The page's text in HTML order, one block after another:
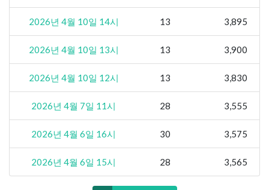
2026년 4월 10일 14시 13 3,895
2026년 4월 10일 13시 13 3,900
2026년 4월 10일 12시 13 3,830
2026년 4월 7일 11시 28 3,555
2026년 4월 6일 16시 30 3,575
2026년 4월 6일 15시 28 3,565